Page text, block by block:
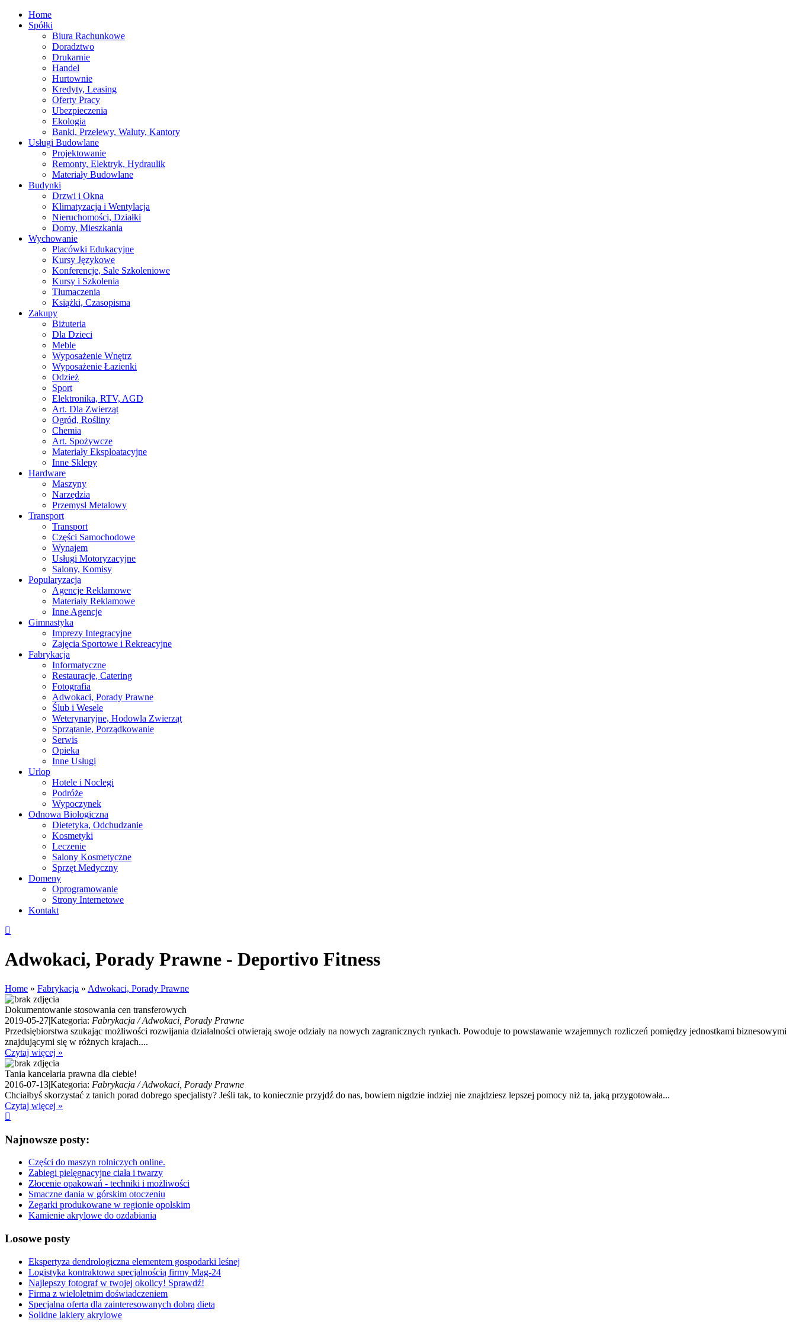
Home
Spółki
Biura Rachunkowe
Doradztwo
Drukarnie
Handel
Hurtownie
Kredyty, Leasing
Oferty Pracy
Ubezpieczenia
Ekologia
Banki, Przelewy, Waluty, Kantory
Usługi Budowlane
Projektowanie
Remonty, Elektryk, Hydraulik
Materiały Budowlane
Budynki
Drzwi i Okna
Klimatyzacja i Wentylacja
Nieruchomości, Działki
Domy, Mieszkania
Wychowanie
Placówki Edukacyjne
Kursy Językowe
Konferencje, Sale Szkoleniowe
Kursy i Szkolenia
Tłumaczenia
Książki, Czasopisma
Zakupy
Biżuteria
Dla Dzieci
Meble
Wyposażenie Wnętrz
Wyposażenie Łazienki
Odzież
Sport
Elektronika, RTV, AGD
Art. Dla Zwierząt
Ogród, Rośliny
Chemia
Art. Spożywcze
Materiały Eksploatacyjne
Inne Sklepy
Hardware
Maszyny
Narzędzia
Przemysł Metalowy
Transport
Transport
Części Samochodowe
Wynajem
Usługi Motoryzacyjne
Salony, Komisy
Popularyzacja
Agencje Reklamowe
Materiały Reklamowe
Inne Agencje
Gimnastyka
Imprezy Integracyjne
Zajęcia Sportowe i Rekreacyjne
Fabrykacja
Informatyczne
Restauracje, Catering
Fotografia
Adwokaci, Porady Prawne
Ślub i Wesele
Weterynaryjne, Hodowla Zwierząt
Sprzątanie, Porządkowanie
Serwis
Opieka
Inne Usługi
Urlop
Hotele i Noclegi
Podróże
Wypoczynek
Odnowa Biologiczna
Dietetyka, Odchudzanie
Kosmetyki
Leczenie
Salony Kosmetyczne
Sprzęt Medyczny
Domeny
Oprogramowanie
Strony Internetowe
Kontakt
Adwokaci, Porady Prawne - Deportivo Fitness
Home » Fabrykacja » Adwokaci, Porady Prawne
Dokumentowanie stosowania cen transferowych
2019-05-27|Kategoria: Fabrykacja / Adwokaci, Porady Prawne
Przedsiębiorstwa szukając możliwości rozwijania działalności otwierają swoje odziały na nowych zagranicznych rynkach. Powoduje to powstawanie wzajemnych rozliczeń pomiędzy jednostkami biznesowymi
znajdującymi się w różnych krajach....
Czytaj więcej »
Tania kancelaria prawna dla ciebie!
2016-07-13|Kategoria: Fabrykacja / Adwokaci, Porady Prawne
Chciałbyś skorzystać z tanich porad dobrego specjalisty? Jeśli tak, to koniecznie przyjdź do nas, bowiem nigdzie indziej nie znajdziesz lepszej pomocy niż ta, jaką przygotowała...
Czytaj więcej »
Najnowsze posty:
Części do maszyn rolniczych online.
Zabiegi pielęgnacyjne ciała i twarzy
Złocenie opakowań - techniki i możliwości
Smaczne dania w górskim otoczeniu
Zegarki produkowane w regionie opolskim
Kamienie akrylowe do ozdabiania
Losowe posty
Ekspertyza dendrologiczna elementem gospodarki leśnej
Logistyka kontraktowa specjalnością firmy Mag-24
Najlepszy fotograf w twojej okolicy! Sprawdź!
Firma z wieloletnim doświadczeniem
Specjalna oferta dla zainteresowanych dobrą dietą
Solidne lakiery akrylowe